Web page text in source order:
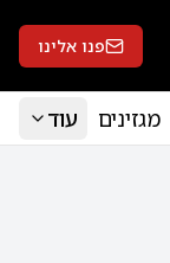
פנו אלינו
מגזינים עוד